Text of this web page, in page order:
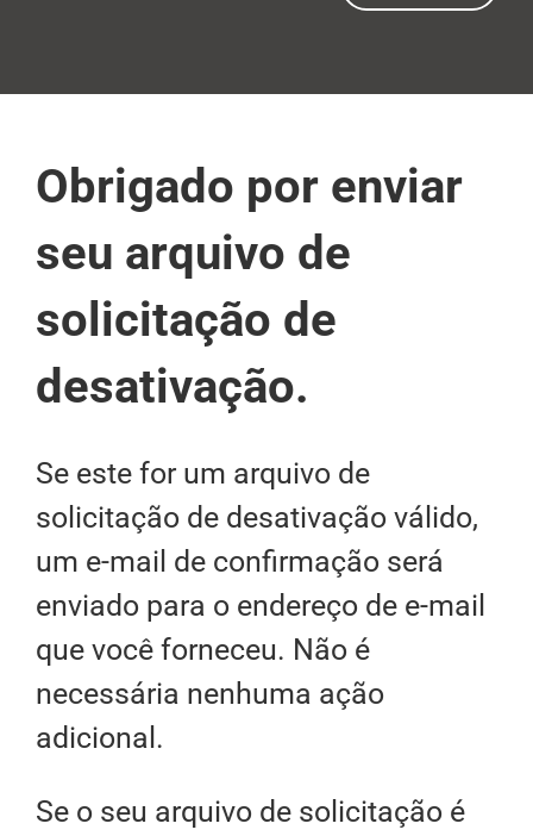
Obrigado por enviar
seu arquivo de
solicitação de
desativação.
Se este for um arquivo de
solicitação de desativação válido,
um e-mail de confirmação será
enviado para o endereço de e-mail
que você forneceu. Não é
necessária nenhuma ação
adicional.
Se o seu arquivo de solicitação é